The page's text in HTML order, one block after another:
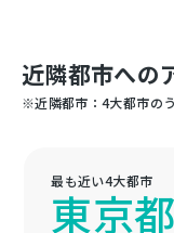
近隣都市への
※近隣都市：4大都市の
最も近い4大都市
東京都